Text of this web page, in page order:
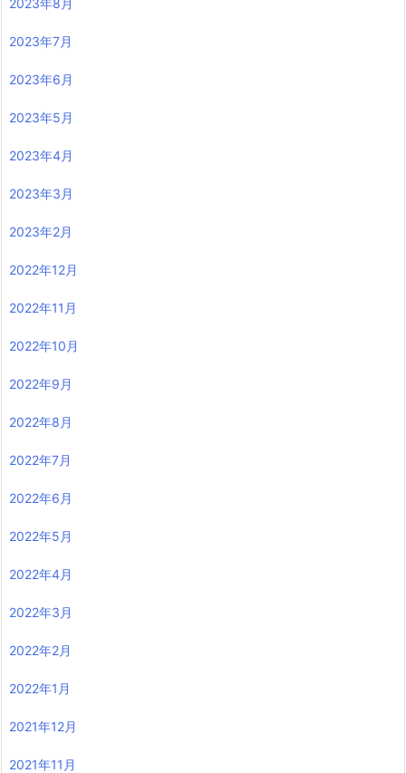
2023年8月
2023年7月
2023年6月
2023年5月
2023年4月
2023年3月
2023年2月
2022年12月
2022年11月
2022年10月
2022年9月
2022年8月
2022年7月
2022年6月
2022年5月
2022年4月
2022年3月
2022年2月
2022年1月
2021年12月
2021年11月